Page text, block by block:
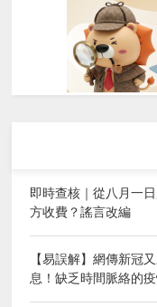
即時查核｜從八月一
方收費？謠言改編
【易誤解】網傳新冠
息！缺乏時間脈絡的